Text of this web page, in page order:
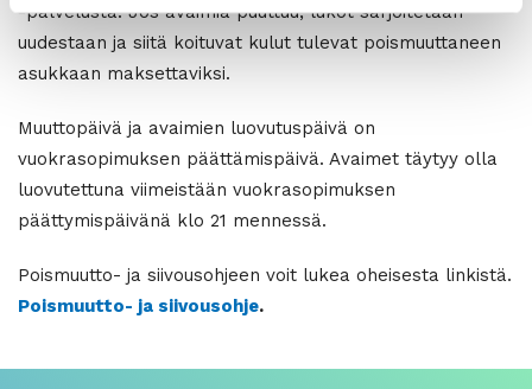
-palvelusta. Jos avaimia puuttuu, lukot sarjoitetaan
uudestaan ja siitä koituvat kulut tulevat poismuuttaneen
asukkaan maksettaviksi.
Muuttopäivä ja avaimien luovutuspäivä on
vuokrasopimuksen päättämispäivä. Avaimet täytyy olla
luovutettuna viimeistään vuokrasopimuksen
päättymispäivänä klo 21 mennessä.
Poismuutto- ja siivousohjeen voit lukea oheisesta linkistä.
Poismuutto- ja siivousohje.